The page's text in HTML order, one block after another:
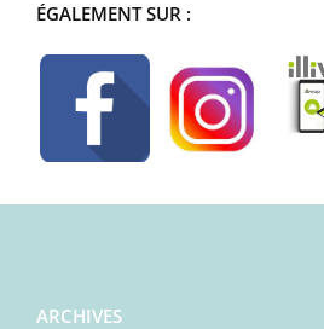
ÉGALEMENT SUR :
ARCHIVES